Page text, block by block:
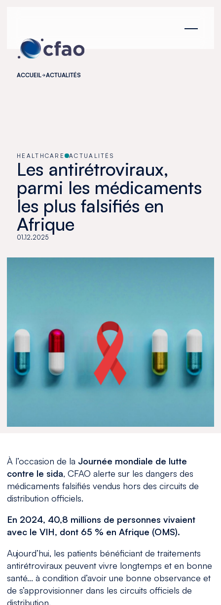
ACCUEIL ACTUALITÉS
HEALTHCARE ACTUALITÉS
Les antirétroviraux,
parmi les médicaments
les plus falsifiés en
Afrique
01.12.2025
À l’occasion de la Journée mondiale de lutte
contre le sida, CFAO alerte sur les dangers des
médicaments falsifiés vendus hors des circuits de
distribution officiels.
En 2024, 40,8 millions de personnes vivaient
avec le VIH, dont 65 % en Afrique (OMS).
Aujourd’hui, les patients bénéficiant de traitements
antirétroviraux peuvent vivre longtemps et en bonne
santé... à condition d’avoir une bonne observance et
de s’approvisionner dans les circuits officiels de
distribution.